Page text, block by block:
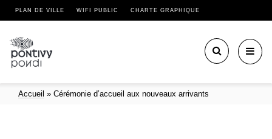
PLAN DE VILLE WIFI PUBLIC CHARTE GRAPHIQUE
Accueil » Cérémonie d’accueil aux nouveaux arrivants